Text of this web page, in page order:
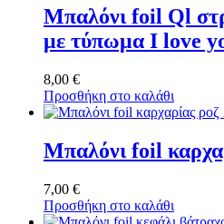
Μπαλόνι foil Ql
με τύπωμα I love
8,00 €
Προσθήκη στο καλάθι
Μπαλόνι foil
7,00 €
Προσθήκη στο καλάθι